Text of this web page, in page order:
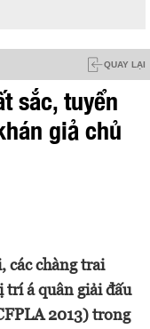
QUAY LẠI
sắc, tuyển
giả chủ
các chàng trai
trí á quân giải đấu
2013) trong